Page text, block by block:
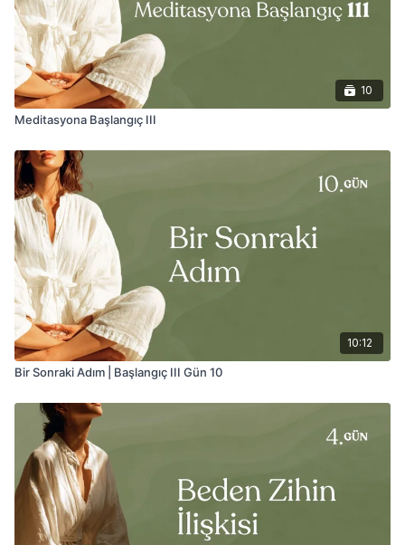
10
Meditasyona Başlangıç III
10:12
Bir Sonraki Adım | Başlangıç III Gün 10